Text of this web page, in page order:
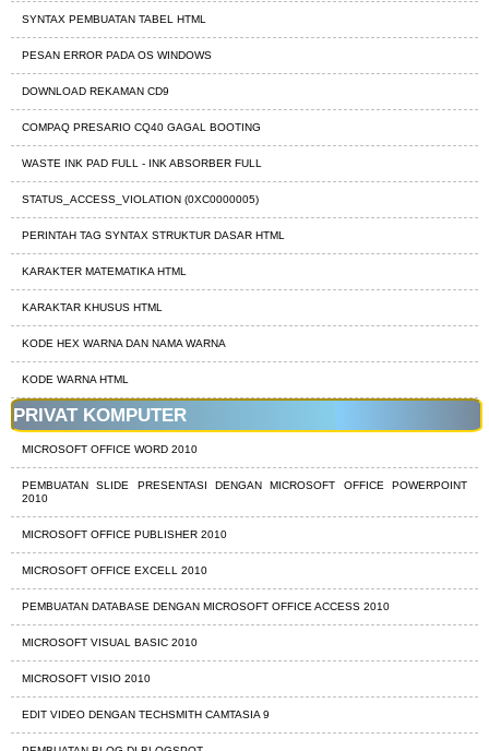
SYNTAX PEMBUATAN TABEL HTML
PESAN ERROR PADA OS WINDOWS
DOWNLOAD REKAMAN CD9
COMPAQ PRESARIO CQ40 GAGAL BOOTING
WASTE INK PAD FULL - INK ABSORBER FULL
STATUS_ACCESS_VIOLATION (0XC0000005)
PERINTAH TAG SYNTAX STRUKTUR DASAR HTML
KARAKTER MATEMATIKA HTML
KARAKTAR KHUSUS HTML
KODE HEX WARNA DAN NAMA WARNA
KODE WARNA HTML
PRIVAT KOMPUTER
MICROSOFT OFFICE WORD 2010
PEMBUATAN SLIDE PRESENTASI DENGAN MICROSOFT OFFICE POWERPOINT
2010
MICROSOFT OFFICE PUBLISHER 2010
MICROSOFT OFFICE EXCELL 2010
PEMBUATAN DATABASE DENGAN MICROSOFT OFFICE ACCESS 2010
MICROSOFT VISUAL BASIC 2010
MICROSOFT VISIO 2010
EDIT VIDEO DENGAN TECHSMITH CAMTASIA 9